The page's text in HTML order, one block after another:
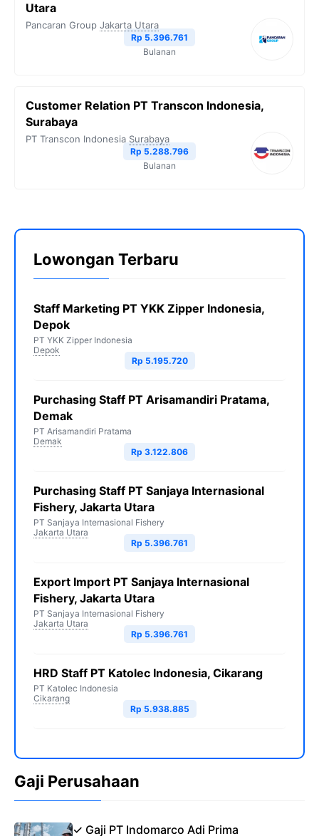
Utara
Pancaran Group Jakarta Utara
Rp 5.396.761
Bulanan
Customer Relation PT Transcon Indonesia,
Surabaya
PT Transcon Indonesia Surabaya
Rp 5.288.796
Bulanan
Lowongan Terbaru
Staff Marketing PT YKK Zipper Indonesia,
Depok
PT YKK Zipper Indonesia
Depok
Rp 5.195.720
Purchasing Staff PT Arisamandiri Pratama,
Demak
PT Arisamandiri Pratama
Demak
Rp 3.122.806
Purchasing Staff PT Sanjaya Internasional
Fishery, Jakarta Utara
PT Sanjaya Internasional Fishery
Jakarta Utara
Rp 5.396.761
Export Import PT Sanjaya Internasional
Fishery, Jakarta Utara
PT Sanjaya Internasional Fishery
Jakarta Utara
Rp 5.396.761
HRD Staff PT Katolec Indonesia, Cikarang
PT Katolec Indonesia
Cikarang
Rp 5.938.885
Gaji Perusahaan
✓ Gaji PT Indomarco Adi Prima